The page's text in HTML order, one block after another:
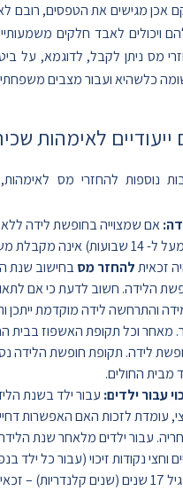
אכן מגישים את הטפסים, רובם לא
ויכולים לאבד חלקים
מס ניתן לקבל, לדוגמא, על
כלשהיא ועבור מצבים
ייעודיים לאימהות
נוספות להחזרי מס
אם שמצוייה בחופשת לידה
שנמשכת מעל ל- 14 שבועות) אינה
זכאיתלהחזר מסבחישוב שנת
הלידה. חשוב לדעת כי אם
והתרחשה לידה מוקדמת ייתכן
מאחר וכל תקופת האשפוז בבית
לידה. תקופת חופשת הלידה
מבית החולים.
עבור ילדים: עבור ילד בשנת
עומדת לזכות האם האפשרות
וחצי נקודות זיכוי (עבור כל ילד
מגיל 6 עד גיל 17 שנים (שנים